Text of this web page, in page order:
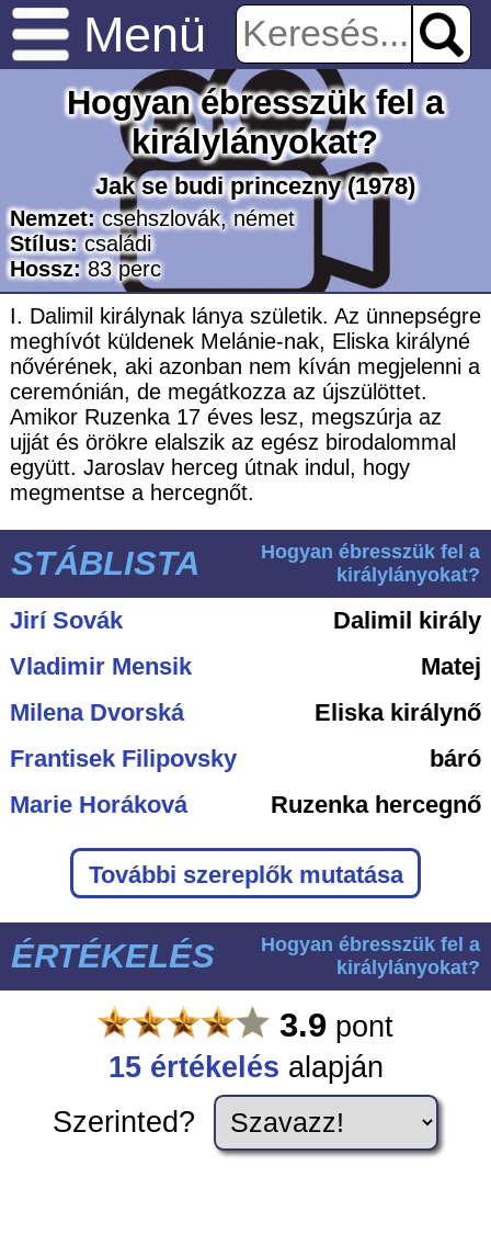
Menü
Hogyan ébresszük fel a
királylányokat?
Jak se budi princezny(1978)
Nemzet: csehszlovák,német
Stílus: családi
Hossz: 83perc
I. Dalimil királynak lánya születik. Az ünnepségre
meghívót küldenek Melánie-nak, Eliska királyné
nővérének, aki azonban nem kíván megjelenni a
ceremónián, de megátkozza az újszülöttet.
Amikor Ruzenka 17 éves lesz, megszúrja az
ujját és örökre elalszik az egész birodalommal
együtt. Jaroslav herceg útnak indul, hogy
megmentse a hercegnőt.
STÁBLISTA
Hogyan ébresszük fel a
királylányokat?
Jirí Sovák
Dalimil király
Vladimir Mensik
Matej
Milena Dvorská
Eliska királynő
Frantisek Filipovsky
báró
Marie Horáková
Ruzenka hercegnő
További szereplők mutatása
ÉRTÉKELÉS
Hogyan ébresszük fel a
királylányokat?
3.9 pont
15értékelés alapján
Szerinted?